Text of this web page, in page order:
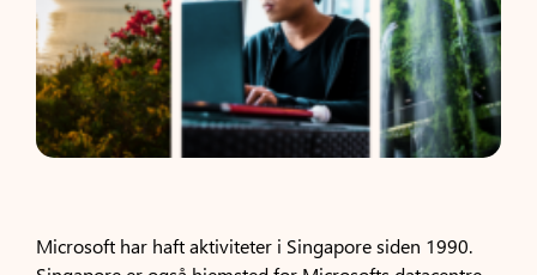
Microsoft har haft aktiviteter i Singapore siden 1990.